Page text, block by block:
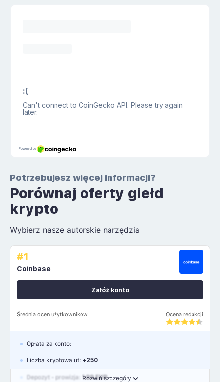
Potrzebujesz więcej informacji?
Porównaj oferty giełd
krypto
Wybierz nasze autorskie narzędzia
#1
Coinbase
Średnia ocen użytkowników Ocena redakcji
Załóż konto
Rozwiń szczegóły
Opłata za konto:
Liczba kryptowalut: +250
Depozyt - prowizja: 1.99 EUR